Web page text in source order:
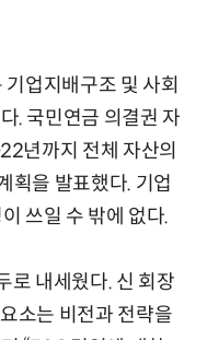
기업지배구조 및 사회
. 국민연금 의결권 자
년까지 전체 자산의
획을 발표했다. 기업
쓰일 수 밖에 없다.
로 내세웠다. 신 회장
소는 비전과 전략을